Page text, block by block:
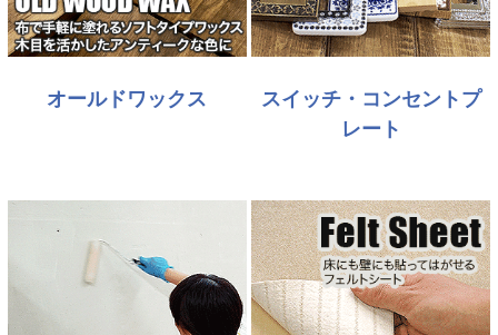
オールドワックス
スイッチ・コンセントプ
レート